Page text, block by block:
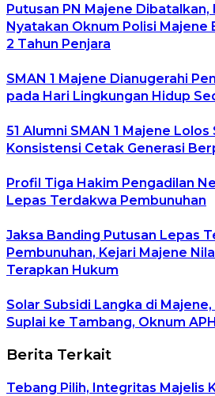
Putusan PN Majene
Nyatakan Oknum Polisi Majene
2 Tahun Penjara
SMAN 1 Majene Dianugerahi
pada Hari Lingkungan Hidup
51 Alumni SMAN 1 Majene
Konsistensi Cetak Generasi
Profil Tiga Hakim Pengadilan
Lepas Terdakwa Pembunuhan
Jaksa Banding Putusan Lepas
Pembunuhan, Kejari Majene
Terapkan Hukum
Solar Subsidi Langka di
Suplai ke Tambang, Oknum
Berita Terkait
Tebang Pilih, Integritas Majelis